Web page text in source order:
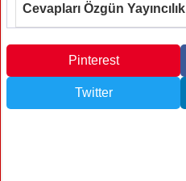
Cevapları Özgün Yayıncılık
Pinterest
Twitter